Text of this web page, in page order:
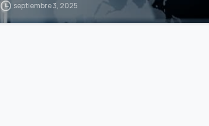
septiembre 3, 2025